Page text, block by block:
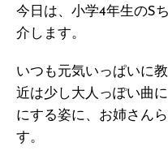
今日は、小学4年生のS
介します。
いつも元気いっぱいに
近は少し大人っぽい曲
にする姿に、お姉さん
す。